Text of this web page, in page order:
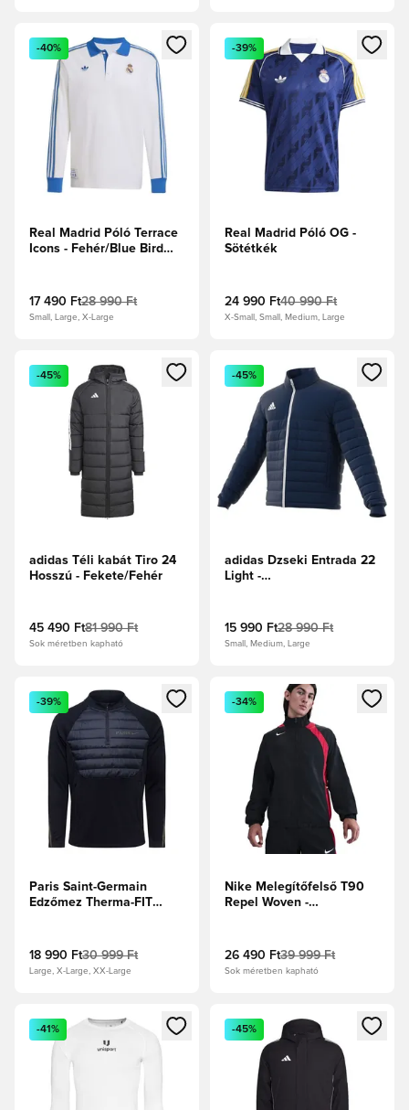
Megnyit egy modált a bejelentkezéshez vagy a tagként
-40%
Real Madrid Póló Terrace
Icons - Fehér/Blue Bird
17 490 Ft28 990 Ft
Small, Large, X-Large
Megnyit egy modált a
-39%
Real Madrid Póló OG -
Sötétkék
24 990 Ft40 990 Ft
X-Small, Small, Medium, Large
Megnyit egy modált a bejelentkezéshez vagy a tagként
-45%
adidas Téli kabát Tiro 24
Hosszú - Fekete/Fehér
45 490 Ft81 990 Ft
Sok méretben kapható
Megnyit egy modált a
-45%
adidas Dzseki Entrada 22
Light -
15 990 Ft28 990 Ft
Small, Medium, Large
Megnyit egy modált a bejelentkezéshez vagy a tagként
-39%
Paris Saint-Germain
Edzőmez Therma-FIT
Khaki
18 990 Ft30 999 Ft
Large, X-Large, XX-Large
Megnyit egy modált a
-34%
Nike Melegítőfelső T90
Repel Woven -
26 490 Ft39 999 Ft
Sok méretben kapható
Megnyit egy modált a bejelentkezéshez vagy a tagként
-41%
Megnyit egy modált a
-45%